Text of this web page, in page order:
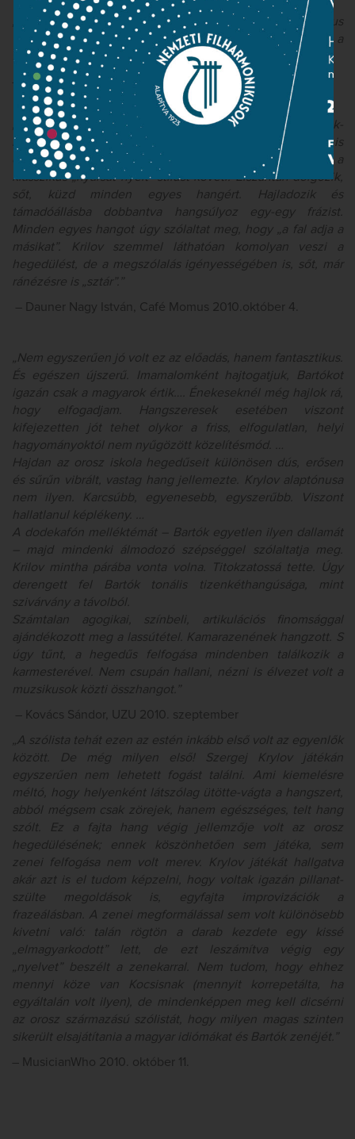
„Szergej Krylov kivételes technikájú hegedűs, fantasztikus
vonótechnikával, kristálytiszta játékkal. Ezen az estén a
tökéletes szépséget mutatta meg a hallgatónak.”
– Lehotka Ildikó, Papiruszportál 2010. október 5.
„Krylov életében először játssza nyilvánosan a Bartók-
hegedűversenyt, mégis, technikailag és koncepciójában is
érettnek tűnik. Nagyon jó hegedűs, ráadásul nem a
klasszikus „nyársat nyelt” stílust követi. Elszántan dolgozik,
sőt, küzd minden egyes hangért. Hajladozik és
támadóállásba dobbantva hangsúlyoz egy-egy frázist.
Minden egyes hangot úgy szólaltat meg, hogy „a fal adja a
másikat”. Krilov szemmel láthatóan komolyan veszi a
hegedülést, de a megszólalás igényességében is, sőt, már
ránézésre is „sztár”. ”
– Dauner Nagy István, Café Momus 2010.október 4.
„Nem egyszerűen jó volt ez az előadás, hanem fantasztikus.
És egészen újszerű. Imamalomként hajtogatjuk, Bartókot
igazán csak a magyarok értik…. Énekeseknél még hajlok rá,
hogy elfogadjam. Hangszeresek esetében viszont
kifejezetten jót tehet olykor a friss, elfogulatlan, helyi
hagyományoktól nem nyűgözött közelítésmód. …
Hajdan az orosz iskola hegedűseit különösen dús, erősen
és sűrűn vibrált, vastag hang jellemezte. Krylov alaptónusa
nem ilyen. Karcsúbb, egyenesebb, egyszerűbb. Viszont
hallatlanul képlékeny. …
A dodekafón melléktémát – Bartók egyetlen ilyen dallamát
– majd mindenki álmodozó szépséggel szólaltatja meg.
Krilov mintha párába vonta volna. Titokzatossá tette. Úgy
derengett fel Bartók tonális tizenkéthangúsága, mint
szivárvány a távolból.
Számtalan agogikai, színbeli, artikulációs finomsággal
ajándékozott meg a lassútétel. Kamarazenének hangzott. S
úgy tűnt, a hegedűs felfogása mindenben találkozik a
karmesterével. Nem csupán hallani, nézni is élvezet volt a
muzsikusok közti összhangot.”
– Kovács Sándor, UZU 2010. szeptember
„A szólista tehát ezen az estén inkább első volt az egyenlők
között. De még milyen első! Szergej Krylov játékán
egyszerűen nem lehetett fogást találni. Ami kiemelésre
méltó, hogy helyenként látszólag ütötte-vágta a hangszert,
abból mégsem csak zörejek, hanem egészséges, telt hang
szólt. Ez a fajta hang végig jellemzője volt az orosz
hegedülésének; ennek köszönhetően sem játéka, sem
zenei felfogása nem volt merev. Krylov játékát hallgatva
akár azt is el tudom képzelni, hogy voltak igazán pillanat-
szülte megoldások is, egyfajta improvizációk a
frazeálásban. A zenei megformálással sem volt különösebb
kivetni való: talán rögtön a darab kezdete egy kissé
„elmagyarkodott” lett, de ezt leszámítva végig egy
„nyelvet” beszélt a zenekarral. Nem tudom, hogy ehhez
mennyi köze van Kocsisnak (mennyit korrepetálta, ha
egyáltalán volt ilyen), de mindenképpen meg kell dicsérni
az orosz származású szólistát, hogy milyen magas szinten
sikerült elsajátítania a magyar idiómákat és Bartók zenéjét.”
– MusicianWho 2010. október 11.